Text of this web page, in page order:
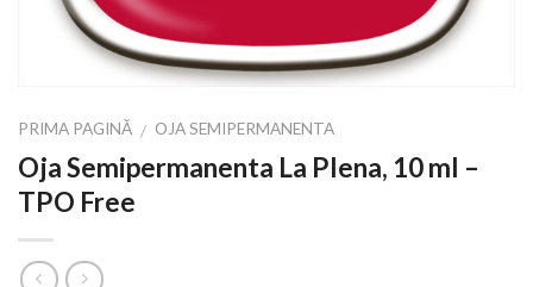
PRIMA PAGINĂ / OJA SEMIPERMANENTA
Oja Semipermanenta La Plena, 10 ml –
TPO Free